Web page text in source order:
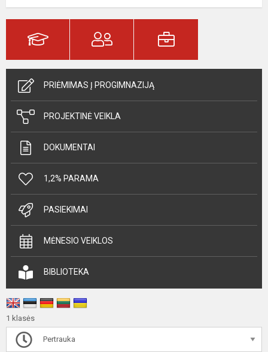
PRIĖMIMAS Į PROGIMNAZIJĄ
PROJEKTINĖ VEIKLA
DOKUMENTAI
1,2% PARAMA
PASIEKIMAI
MĖNESIO VEIKLOS
BIBLIOTEKA
1 klasės
Pertrauka